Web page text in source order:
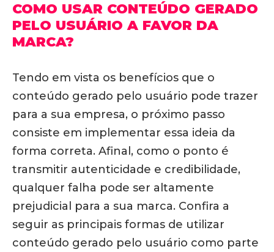
COMO USAR CONTEÚDO GERADO
PELO USUÁRIO A FAVOR DA
MARCA?
Tendo em vista os benefícios que o
conteúdo gerado pelo usuário pode trazer
para a sua empresa, o próximo passo
consiste em implementar essa ideia da
forma correta. Afinal, como o ponto é
transmitir autenticidade e credibilidade,
qualquer falha pode ser altamente
prejudicial para a sua marca. Confira a
seguir as principais formas de utilizar
conteúdo gerado pelo usuário como parte